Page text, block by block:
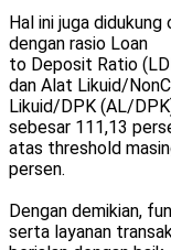
Hal ini juga
dengan rasio Loan
to Deposit Ratio
dan Alat Likuid/
Likuid/DPK (AL/
sebesar 111,13
atas threshold
persen.
Dengan demikian,
serta layanan